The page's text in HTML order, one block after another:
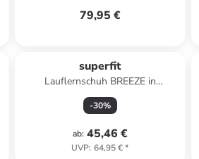
79,95 €
superfit
Lauflernschuh BREEZE in
Hellgrün/Rosa
-30%
ab: 45,46 €
UVP: 64,95 €*